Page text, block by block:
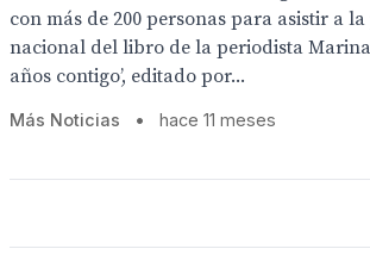
con más de 200 personas para asistir a
nacional del libro de la periodista Marina
años contigo’, editado por...
Más Noticias • hace 11 meses